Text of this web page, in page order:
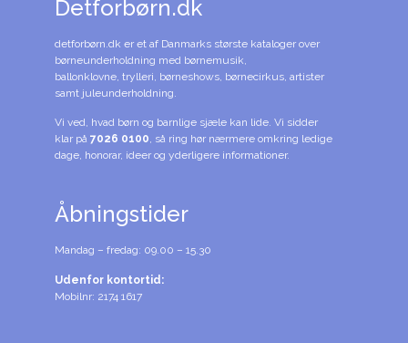
Detforbørn.dk
detforbørn.dk er et af Danmarks største kataloger over
børneunderholdning med børnemusik,
ballonklovne, trylleri, børneshows, børnecirkus, artister
samt juleunderholdning.
Vi ved, hvad børn og barnlige sjæle kan lide. Vi sidder
klar på 7026 0100, så ring hør nærmere omkring ledige
dage, honorar, ideer og yderligere informationer.
Åbningstider
Mandag – fredag: 09.00 – 15.30
Udenfor kontortid:
Mobilnr: 2174 1617